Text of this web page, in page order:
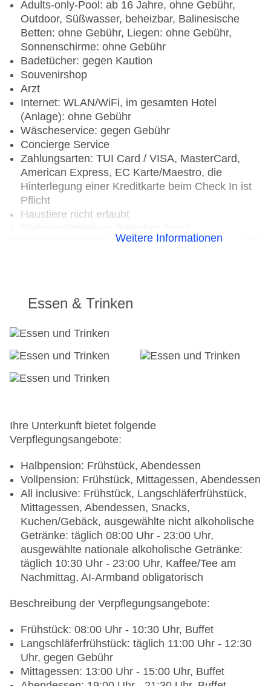
Adults-only-Pool: ab 16 Jahre, ohne Gebühr,
Outdoor, Süßwasser, beheizbar, Balinesische
Betten: ohne Gebühr, Liegen: ohne Gebühr,
Sonnenschirme: ohne Gebühr
Badetücher: gegen Kaution
Souvenirshop
Arzt
Internet: WLAN/WiFi, im gesamten Hotel
(Anlage): ohne Gebühr
Wäscheservice: gegen Gebühr
Concierge Service
Zahlungsarten: TUI Card / VISA, MasterCard,
American Express, EC Karte/Maestro, die
Hinterlegung einer Kreditkarte beim Check In ist
Pflicht
Haustiere nicht erlaubt
Verfügbarkeit), unbewacht: ohne Gebühr
Weitere Informationen
Essen & Trinken
Ihre Unterkunft bietet folgende
Verpflegungsangebote:
Halbpension: Frühstück, Abendessen
Vollpension: Frühstück, Mittagessen, Abendessen
All inclusive: Frühstück, Langschläferfrühstück,
Mittagessen, Abendessen, Snacks,
Kuchen/Gebäck, ausgewählte nicht alkoholische
Getränke: täglich 08:00 Uhr - 23:00 Uhr,
ausgewählte nationale alkoholische Getränke:
täglich 10:30 Uhr - 23:00 Uhr, Kaffee/Tee am
Nachmittag, AI-Armband obligatorisch
Beschreibung der Verpflegungsangebote:
Frühstück: 08:00 Uhr - 10:30 Uhr, Buffet
Langschläferfrühstück: täglich 11:00 Uhr - 12:30
Uhr, gegen Gebühr
Mittagessen: 13:00 Uhr - 15:00 Uhr, Buffet